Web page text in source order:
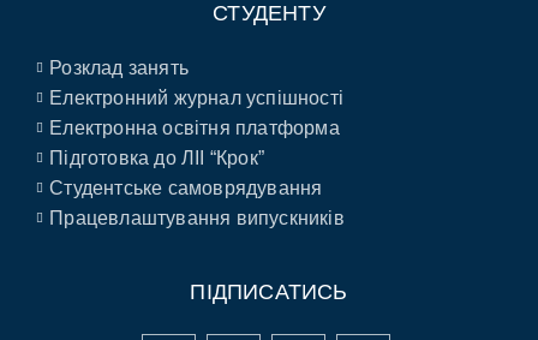
СТУДЕНТУ
Розклад занять
Електронний журнал успішності
Електронна освітня платформа
Підготовка до ЛІІ “Крок”
Студентське самоврядування
Працевлаштування випускників
ПІДПИСАТИСЬ